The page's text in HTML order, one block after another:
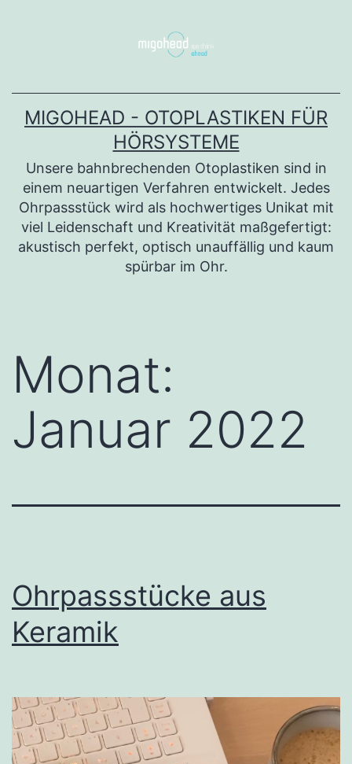
MIGOHEAD - OTOPLASTIKEN FÜR
HÖRSYSTEME
Unsere bahnbrechenden Otoplastiken sind in
einem neuartigen Verfahren entwickelt. Jedes
Ohrpassstück wird als hochwertiges Unikat mit
viel Leidenschaft und Kreativität maßgefertigt:
akustisch perfekt, optisch unauffällig und kaum
spürbar im Ohr.
Monat:
Januar 2022
Ohrpassstücke aus
Keramik